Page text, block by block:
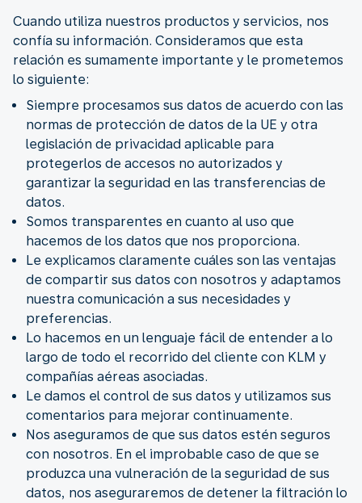
Cuando utiliza nuestros productos y servicios, nos
confía su información. Consideramos que esta
relación es sumamente importante y le prometemos
lo siguiente:
Siempre procesamos sus datos de acuerdo con las
normas de protección de datos de la UE y otra
legislación de privacidad aplicable para
protegerlos de accesos no autorizados y
garantizar la seguridad en las transferencias de
datos.
Somos transparentes en cuanto al uso que
hacemos de los datos que nos proporciona.
Le explicamos claramente cuáles son las ventajas
de compartir sus datos con nosotros y adaptamos
nuestra comunicación a sus necesidades y
preferencias.
Lo hacemos en un lenguaje fácil de entender a lo
largo de todo el recorrido del cliente con KLM y
compañías aéreas asociadas.
Le damos el control de sus datos y utilizamos sus
comentarios para mejorar continuamente.
Nos aseguramos de que sus datos estén seguros
con nosotros. En el improbable caso de que se
produzca una vulneración de la seguridad de sus
datos, nos aseguraremos de detener la filtración lo